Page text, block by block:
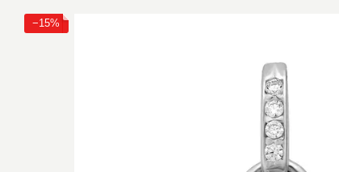
−15%